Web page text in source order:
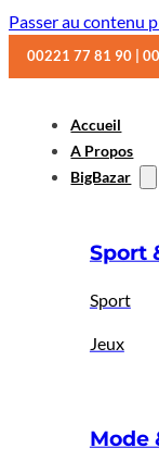
Passer au contenu
00221 77 81 90 |
Accueil
A Propos
BigBazar
Sport
Sport
Jeux
Mode